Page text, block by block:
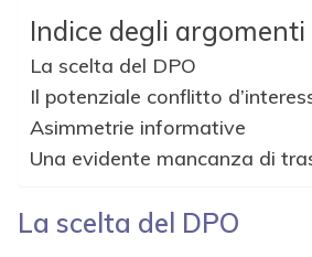
Indice degli argomenti
La scelta del DPO
Il potenziale conflitto
Asimmetrie informative
Una evidente mancanza di
La scelta del DPO